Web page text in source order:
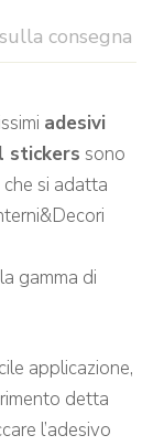
consegna
adesivi
stickers sono
che si adatta
gamma di
applicazione,
detta
l’adesivo